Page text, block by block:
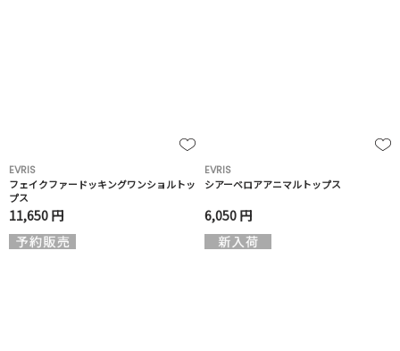
EVRIS
フェイクファードッキングワンショルトッ
プス
11,650 円
EVRIS
シアーベロアアニマルトップス
6,050 円